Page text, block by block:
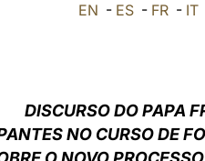
EN - ES- FR- IT
DISCURSO DO PAPA
NO CURSO DE